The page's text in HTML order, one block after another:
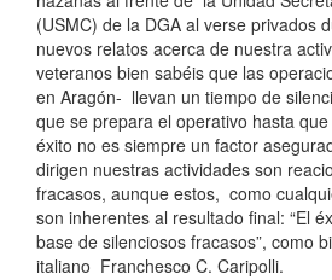
(USMC) de la DGA al verse privados
nuevos relatos acerca de nuestra
veteranos bien sabéis que las
en Aragón- llevan un tiempo de
que se prepara el operativo hasta
éxito no es siempre un factor
dirigen nuestras actividades son
fracasos, aunque estos, como
son inherentes al resultado final: “El
base de silenciosos fracasos”, como
italiano Franchesco C. Caripolli.